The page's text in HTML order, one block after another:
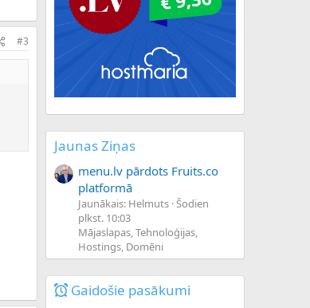
#3
Jaunas Ziņas
menu.lv pārdots Fruits.co
platformā
Jaunākais: Helmuts Šodien
plkst. 10:03
Mājaslapas, Tehnoloģijas,
Hostings, Domēni
Gaidošie pasākumi